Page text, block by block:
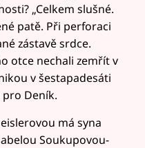
„Celkem slušné.
patě. Při perforaci
zástavě srdce.
otce nechali zemřít v
v šestapadesáti
Deník.
má syna
Soukupovou-